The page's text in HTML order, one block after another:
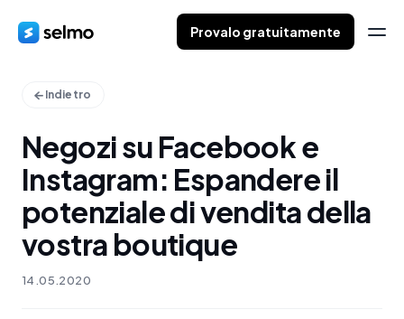
Provalo gratuitamente
Indietro
Negozi su Facebook e
Instagram: Espandere il
potenziale di vendita della
vostra boutique
14.05.2020